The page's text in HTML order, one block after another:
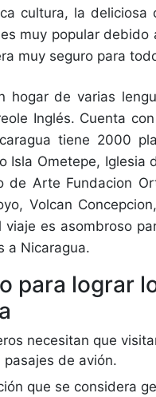
cultura, la
muy popular
muy seguro para
hogar de varias
Inglés. Cuenta
tiene 2000
Isla Ometepe,
de Arte Fundacion
Volcan
viaje es asombroso
a Nicaragua.
para lograr
necesitan que
pasajes de avión.
que se considera